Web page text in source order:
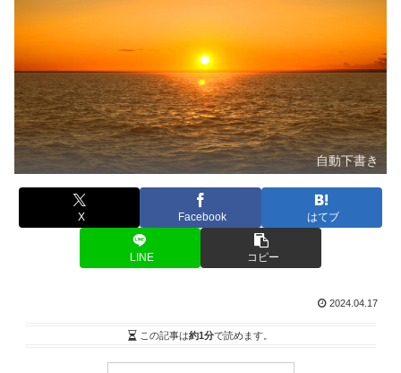
自動下書き
X Facebook はてブ
LINE コピー
2024.04.17
この記事は約1分で読めます。